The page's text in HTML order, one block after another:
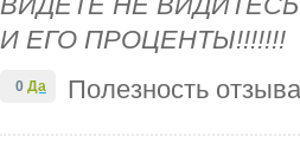
ВИДЕТЕ НЕ
И ЕГО ПРОЦЕНТЫ!!!!!!!
Полезность отзыва
0 Да